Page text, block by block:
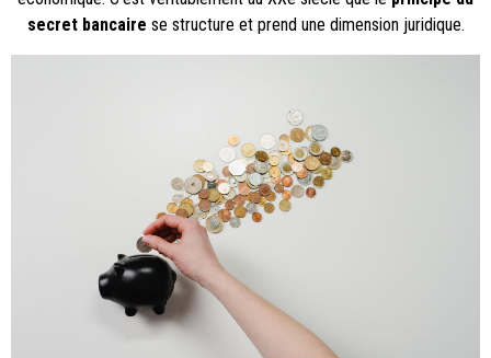
secret bancaire se structure et prend une dimension juridique.